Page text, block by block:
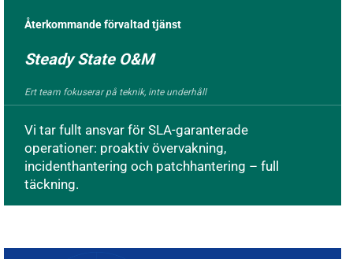
Återkommande förvaltad tjänst
Steady State O&M
Ert team fokuserar på teknik, inte underhåll
Vi tar fullt ansvar för SLA-garanterade
operationer: proaktiv övervakning,
incidenthantering och patchhantering – full
täckning.